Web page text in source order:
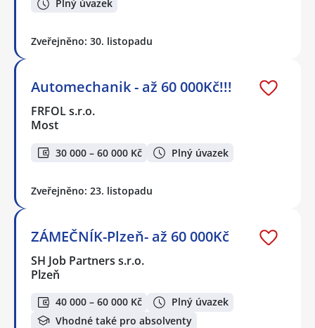
Plný úvazek
Zveřejněno: 30. listopadu
Automechanik - až 60 000Kč!!!
FRFOL s.r.o.
Most
30 000 – 60 000 Kč Plný úvazek
Zveřejněno: 23. listopadu
ZÁMEČNÍK-Plzeň- až 60 000Kč
SH Job Partners s.r.o.
Plzeň
40 000 – 60 000 Kč
Plný úvazek
Vhodné také pro absolventy